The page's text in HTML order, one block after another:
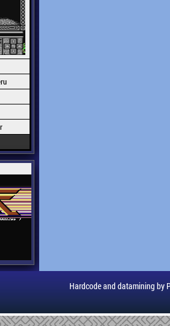
Hardcode and datamining by